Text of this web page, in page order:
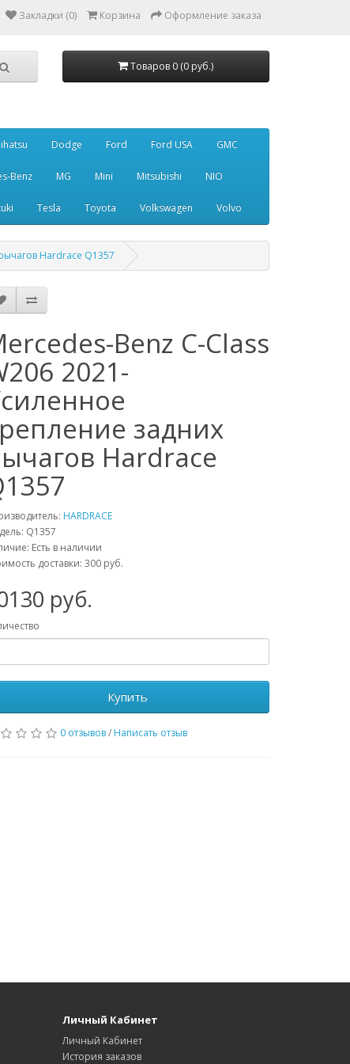
Закладки (0) Корзина Оформление заказа
Товаров 0 (0 руб.)
Dodge Ford Ford USA GMC
Benz MG Mini Mitsubishi NIO
Tesla Toyota Volkswagen Volvo
Hardrace Q1357
Benz C-Class
2021-
задних
Hardrace
HARDRACE
Q1357
Есть в наличии
доставки: 300 руб.
руб.
Купить
0 отзывов/ Написать отзыв
Личный Кабинет
Личный Кабинет
История заказов